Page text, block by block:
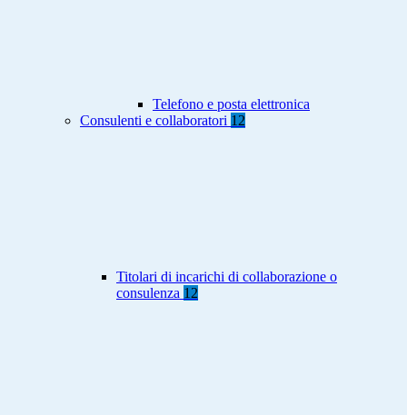
Telefono e posta elettronica
Consulenti e collaboratori 12
Titolari di incarichi di collaborazione o
consulenza 12